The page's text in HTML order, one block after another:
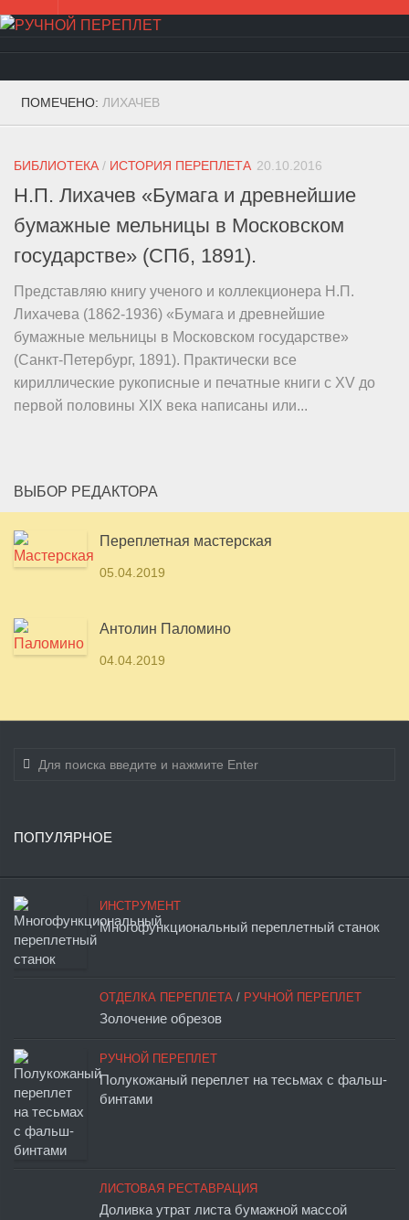
к
содержанию
ПОМЕЧЕНО: ЛИХАЧЕВ
БИБЛИОТЕКА / ИСТОРИЯ ПЕРЕПЛЕТА 20.10.2016
Н.П. Лихачев «Бумага и древнейшие
бумажные мельницы в Московском
государстве» (СПб, 1891).
Представляю книгу ученого и коллекционера Н.П.
Лихачева (1862-1936) «Бумага и древнейшие
бумажные мельницы в Московском государстве»
(Санкт-Петербург, 1891). Практически все
кириллические рукописные и печатные книги с XV до
первой половины XIX века написаны или...
ВЫБОР РЕДАКТОРА
Переплетная мастерская
05.04.2019
Антолин Паломино
04.04.2019
ПОПУЛЯРНОЕ
ИНСТРУМЕНТ
Многофункциональный переплетный станок
ОТДЕЛКА ПЕРЕПЛЕТА / РУЧНОЙ ПЕРЕПЛЕТ
Золочение обрезов
РУЧНОЙ ПЕРЕПЛЕТ
Полукожаный переплет на тесьмах с фальш-
бинтами
ЛИСТОВАЯ РЕСТАВРАЦИЯ
Доливка утрат листа бумажной массой